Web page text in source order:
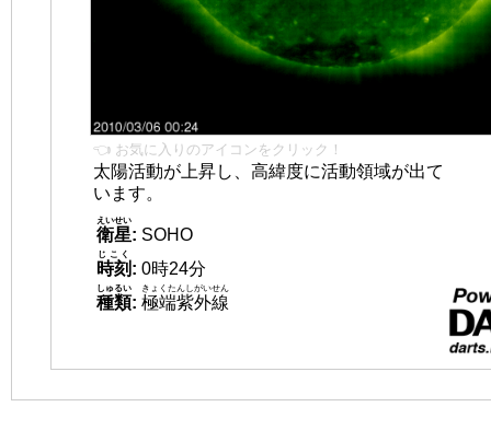
👈 お気に入りのアイコンをクリック！
太陽活動が上昇し、高緯度に活動領域が出て
います。
衛星
えいせい
: SOHO
時刻
じこく
: 0時24分
種類
しゅるい
: 極端紫外線
きょくたんしがいせん